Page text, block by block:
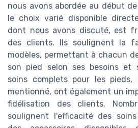
nous avons abordée au début
le choix varié disponible
dont nous avons discuté, est
des clients. Ils soulignent la
modèles, permettant à chacun
son pied selon ses besoins et
soins complets pour les pieds,
mentionné, ont également un
fidélisation des clients.
soulignent l'efficacité des